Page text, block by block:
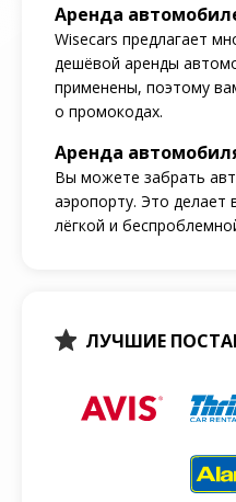
Аренда
Wisecars предлагает
дешёвой аренды
применены, поэтому
о промокодах.
Аренда
Вы можете забрать
аэропорту. Это делает
лёгкой и
ЛУЧШИЕ